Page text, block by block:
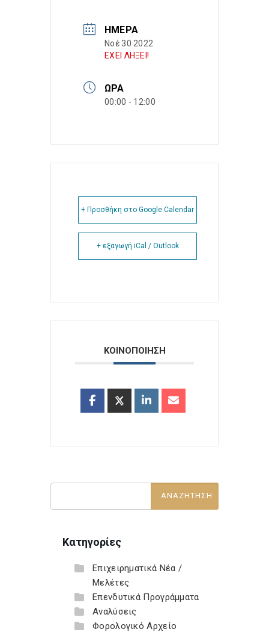
ΗΜΈΡΑ
Νοέ 30 2022
ΕΧΕΙ ΛΗΞΕΙ!
ΏΡΑ
00:00 - 12:00
+ Προσθήκη στο Google Calendar
+ εξαγωγή iCal / Outlook
ΚΟΙΝΟΠΟΙΗΣΗ
Κατηγορίες
Επιχειρηματικά Νέα /
Μελέτες
Επενδυτικά Προγράμματα
Αναλύσεις
Φορολογικό Αρχείο